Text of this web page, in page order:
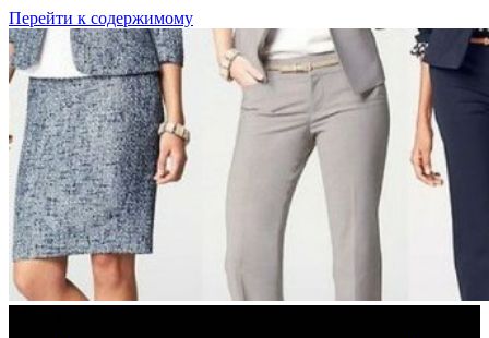
Перейти к содержимому